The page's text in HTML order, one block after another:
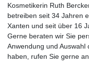
Kosmetikerin Ruth
betreiben seit 34 Jahren
Xanten und seit über 16
Gerne beraten wir Sie
Anwendung und
haben, rufen Sie gerne